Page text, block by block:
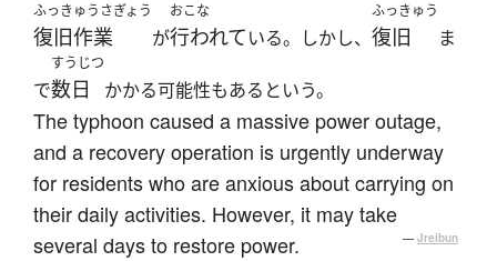
ふっきゅうさぎょう
復旧作業 が
おこな
行われている。しかし、
ふっきゅう
復旧 ま
で
すうじつ
数日 かかる可能性もあるという。
The typhoon caused a massive power outage,
and a recovery operation is urgently underway
for residents who are anxious about carrying on
their daily activities. However, it may take
several days to restore power.
— Jreibun